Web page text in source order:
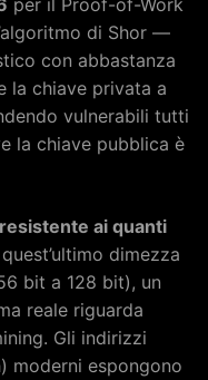
di Shor —
con abbastanza
chiave privata a
vulnerabili tutti
la chiave pubblica è
resistente ai quanti
dimezza
bit a 128 bit), un
reale riguarda
Gli indirizzi
moderni espongono